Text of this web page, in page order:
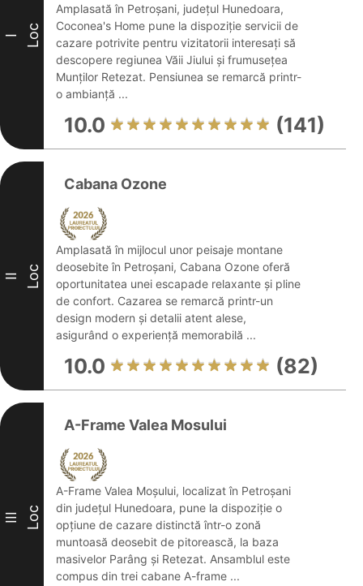
I Loc
Amplasată în Petroșani, județul Hunedoara,
Coconea's Home pune la dispoziție servicii de
cazare potrivite pentru vizitatorii interesați să
descopere regiunea Văii Jiului și frumusețea
Munților Retezat. Pensiunea se remarcă printr-
o ambianță ...
10.0 (141)
II Loc
Cabana Ozone
Amplasată în mijlocul unor peisaje montane
deosebite în Petroșani, Cabana Ozone oferă
oportunitatea unei escapade relaxante și pline
de confort. Cazarea se remarcă printr-un
design modern și detalii atent alese,
asigurând o experiență memorabilă ...
10.0 (82)
III Loc
A-Frame Valea Mosului
A-Frame Valea Moșului, localizat în Petroșani
din județul Hunedoara, pune la dispoziție o
opțiune de cazare distinctă într-o zonă
muntoasă deosebit de pitorească, la baza
masivelor Parâng și Retezat. Ansamblul este
compus din trei cabane A-frame ...